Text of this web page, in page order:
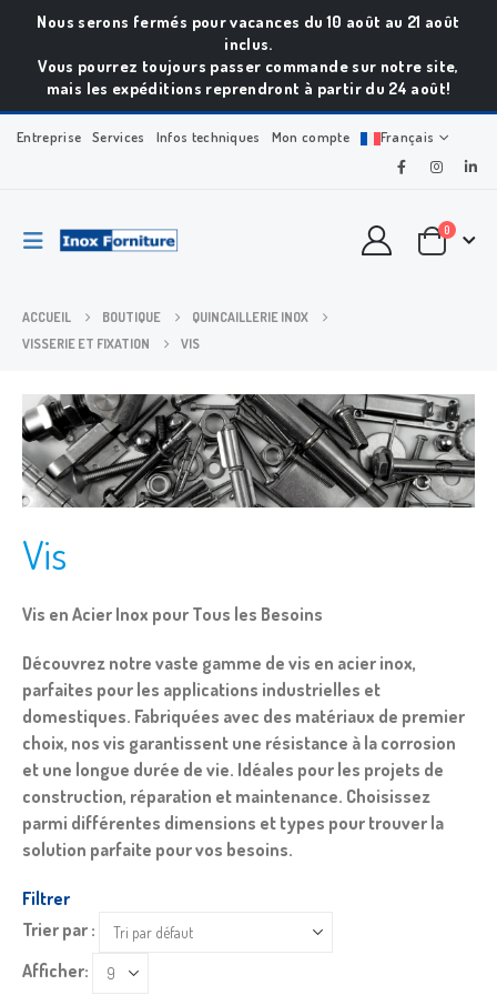
Nous serons fermés pour vacances du 10 août au 21 août
inclus.
Vous pourrez toujours passer commande sur notre site,
mais les expéditions reprendront à partir du 24 août!
Entreprise Services Infos techniques Mon compte Français
0
ACCUEIL BOUTIQUE
QUINCAILLERIE INOX
VISSERIE ET FIXATION
VIS
Vis
Vis en Acier Inox pour Tous les Besoins
Découvrez notre vaste gamme de vis en acier inox,
parfaites pour les applications industrielles et
domestiques. Fabriquées avec des matériaux de premier
choix, nos vis garantissent une résistance à la corrosion
et une longue durée de vie. Idéales pour les projets de
construction, réparation et maintenance. Choisissez
parmi différentes dimensions et types pour trouver la
solution parfaite pour vos besoins.
Filtrer
Trier par :
Afficher: